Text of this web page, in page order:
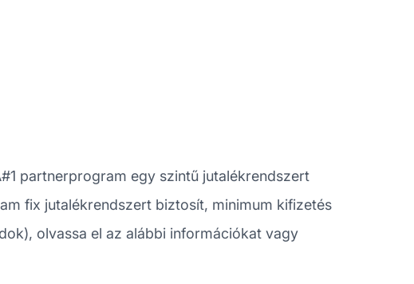
partnerprogram egy szintű jutalékrendszert
fix jutalékrendszert biztosít, minimum kifizetés
olvassa el az alábbi információkat vagy